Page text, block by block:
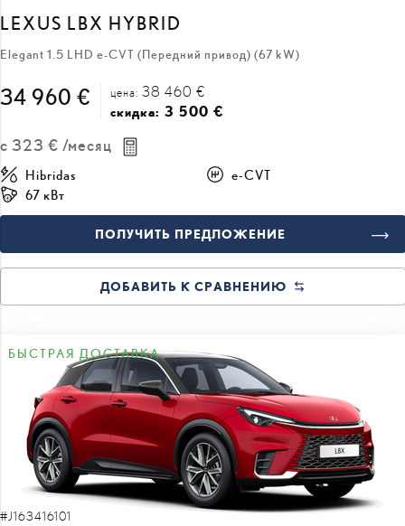
LEXUS LBX HYBRID
Elegant 1.5 LHD e-CVT (Передний привод) (67 kW)
34 960 € цена: 38 460 €
скидка: 3 500 €
с 323 € /месяц
Hibridas
e-CVT
67 кВт
ПОЛУЧИТЬ ПРЕДЛОЖЕНИЕ
ДОБАВИТЬ К СРАВНЕНИЮ
БЫСТРАЯ ДОСТАВКА
#J163416101